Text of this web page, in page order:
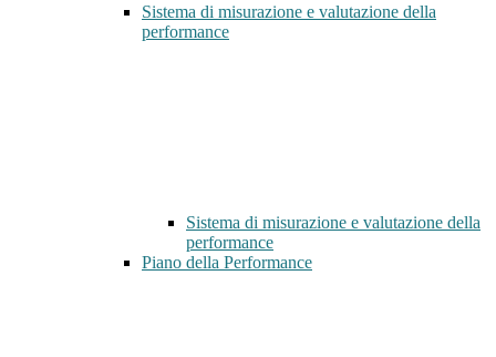
Sistema di misurazione e valutazione della
performance
Sistema di misurazione e valutazione della
performance
Piano della Performance